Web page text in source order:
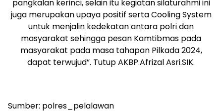
pangkalan kerinci, selain itu kegiatan silaturahmi ini
juga merupakan upaya positif serta Cooling System
untuk menjalin kedekatan antara polri dan
masyarakat sehingga pesan Kamtibmas pada
masyarakat pada masa tahapan Pilkada 2024,
dapat terwujud”. Tutup AKBP.Afrizal Asri.SIK.
Sumber: polres_pelalawan